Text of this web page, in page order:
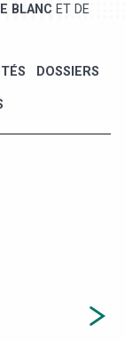
BLANC ET DE
DOSSIERS